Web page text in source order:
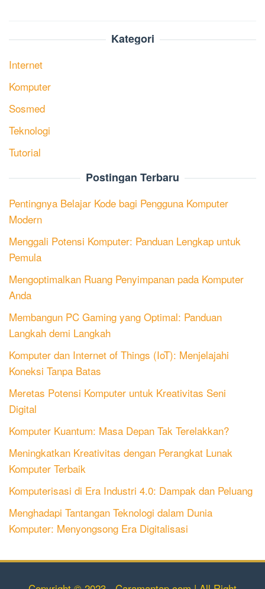
Kategori
Internet
Komputer
Sosmed
Teknologi
Tutorial
Postingan Terbaru
Pentingnya Belajar Kode bagi Pengguna Komputer
Modern
Menggali Potensi Komputer: Panduan Lengkap untuk
Pemula
Mengoptimalkan Ruang Penyimpanan pada Komputer
Anda
Membangun PC Gaming yang Optimal: Panduan
Langkah demi Langkah
Komputer dan Internet of Things (IoT): Menjelajahi
Koneksi Tanpa Batas
Meretas Potensi Komputer untuk Kreativitas Seni
Digital
Komputer Kuantum: Masa Depan Tak Terelakkan?
Meningkatkan Kreativitas dengan Perangkat Lunak
Komputer Terbaik
Komputerisasi di Era Industri 4.0: Dampak dan Peluang
Menghadapi Tantangan Teknologi dalam Dunia
Komputer: Menyongsong Era Digitalisasi